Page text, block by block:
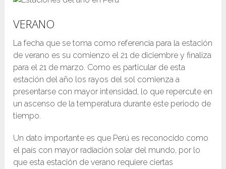
VERANO
La fecha que se toma como referencia para la estación
de verano es su comienzo el 21 de diciembre y finaliza
para el 21 de marzo. Como es particular de esta
estación del año los rayos del sol comienza a
presentarse con mayor intensidad, lo que repercute en
un ascenso de la temperatura durante este periodo de
tiempo.
Un dato importante es que Perú es reconocido como
el país con mayor radiación solar del mundo, por lo
que esta estación de verano requiere ciertas